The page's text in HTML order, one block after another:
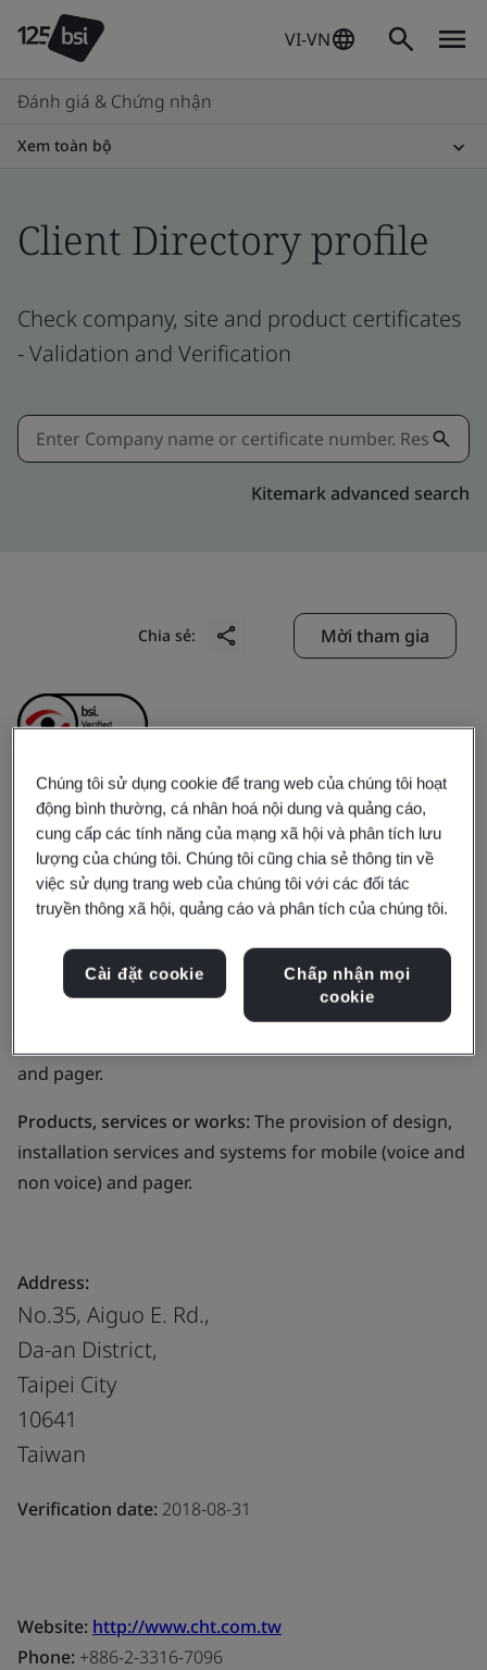
VI-VN
Đánh giá & Chứng nhận
Xem toàn bộ
Client Directory profile
Check company, site and product certificates
- Validation and Verification
Kitemark advanced search
Chia sẻ: Mời tham gia
Mobile Business Group,
Chunghwa Telecom Co.,
Ltd.
The provision of design, installation
and pager.
Products, services or works:The provision of design,
installation services and systems for mobile (voice and
non voice) and pager.
Address:
No.35, Aiguo E. Rd.,
Da-an District,
Taipei City
10641
Taiwan
Verification date: 2018-08-31
Website: http://www.cht.com.tw
Phone: +886-2-3316-7096
Chúng tôi sử dụng cookie để trang web của chúng tôi hoạt
động bình thường, cá nhân hoá nội dung và quảng cáo,
cung cấp các tính năng của mạng xã hội và phân tích lưu
lượng của chúng tôi. Chúng tôi cũng chia sẻ thông tin về
việc sử dụng trang web của chúng tôi với các đối tác
truyền thông xã hội, quảng cáo và phân tích của chúng tôi.
Cài đặt cookie
Chấp nhận mọi
cookie